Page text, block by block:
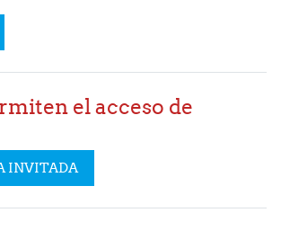
el acceso de
INVITADA